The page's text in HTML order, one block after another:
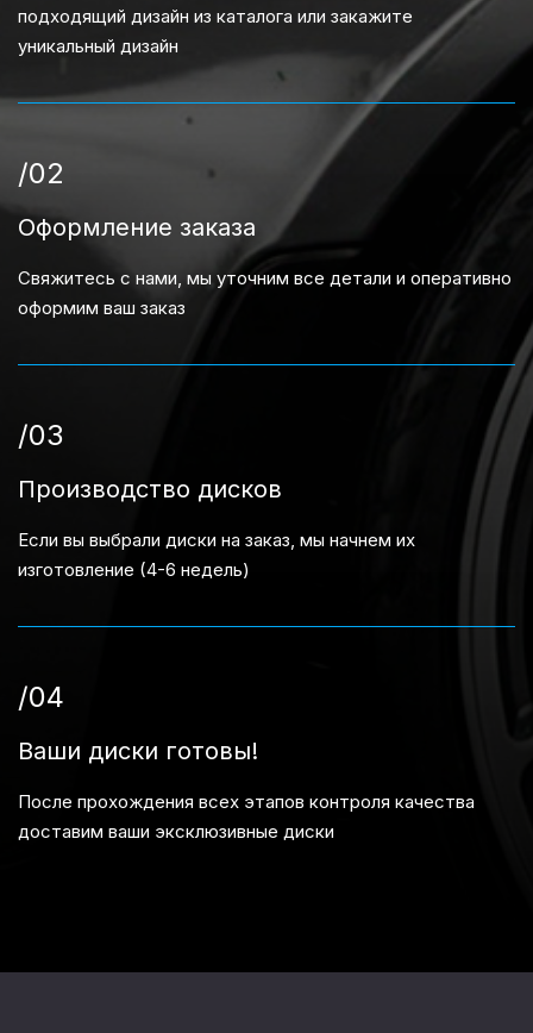
подходящий дизайн из каталога или закажите
уникальный дизайн
/02
Оформление заказа
Свяжитесь с нами, мы уточним все детали и оперативно
оформим ваш заказ
/03
Производство дисков
Если вы выбрали диски на заказ, мы начнем их
изготовление (4-6 недель)
/04
Ваши диски готовы!
После прохождения всех этапов контроля качества
доставим ваши эксклюзивные диски